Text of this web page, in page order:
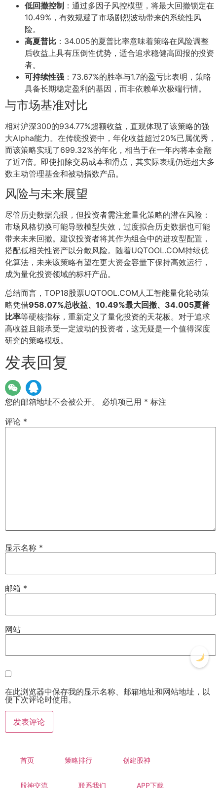
低回撤控制 ：通过多因子风控模型，将最大回撤锁定在
10.49%，有效规避了市场剧烈波动带来的系统性风
险。
高夏普比 ：34.005的夏普比率意味着策略在风险调整
后收益上具有压倒性优势，适合追求稳健高回报的投资
者。
可持续性强 ：73.67%的胜率与1.7的盈亏比表明，策略
具备长期稳定盈利的基因，而非依赖单次极端行情。
与市场基准对比
相对沪深300的934.77%超额收益，直观体现了该策略的强
大Alpha能力。在传统投资中，年化收益超过20%已属优秀，
而该策略实现了699.32%的年化，相当于在一年内将本金翻
了近7倍。即使扣除交易成本和滑点，其实际表现仍远超大多
数主动管理基金和被动指数产品。
风险与未来展望
尽管历史数据亮眼，但投资者需注意量化策略的潜在风险：
市场风格切换可能导致模型失效，过度拟合历史数据也可能
带来未来回撤。建议投资者将其作为组合中的进攻型配置，
搭配低相关性资产以分散风险。随着UQTOOL.COM持续优
化算法，未来该策略有望在更大资金容量下保持高效运行，
成为量化投资领域的标杆产品。
总结而言，TOP18股票UQTOOL.COM人工智能量化轮动策
略凭借958.07%总收益、10.49%最大回撤、34.005夏普
比率等硬核指标，重新定义了量化投资的天花板。对于追求
高收益且能承受一定波动的投资者，这无疑是一个值得深度
研究的策略模板。
发表回复
您的邮箱地址不会被公开。 必填项已用 * 标注
评论 *
显示名称 *
邮箱 *
网站
在此浏览器中保存我的显示名称、邮箱地址和网站地址，以
便下次评论时使用。
首页 策略排行 创建股神
股神交流 联系我们 APP下载